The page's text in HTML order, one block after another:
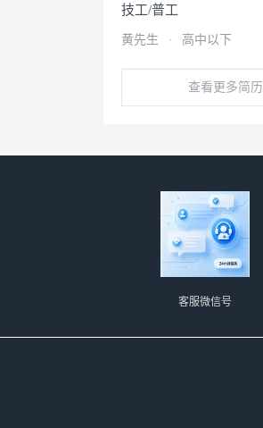
技工/普工
黄先生 · 高中以下
查看更多简历
客服微信号